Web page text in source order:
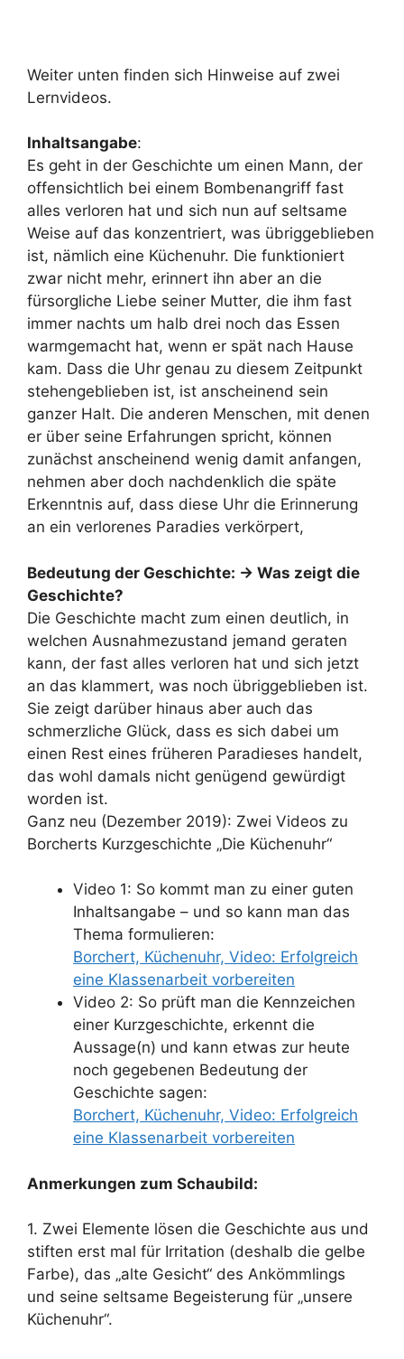
Weiter unten finden sich Hinweise auf zwei
Lernvideos.
Inhaltsangabe:
Es geht in der Geschichte um einen Mann, der
offensichtlich bei einem Bombenangriff fast
alles verloren hat und sich nun auf seltsame
Weise auf das konzentriert, was übriggeblieben
ist, nämlich eine Küchenuhr. Die funktioniert
zwar nicht mehr, erinnert ihn aber an die
fürsorgliche Liebe seiner Mutter, die ihm fast
immer nachts um halb drei noch das Essen
warmgemacht hat, wenn er spät nach Hause
kam. Dass die Uhr genau zu diesem Zeitpunkt
stehengeblieben ist, ist anscheinend sein
ganzer Halt. Die anderen Menschen, mit denen
er über seine Erfahrungen spricht, können
zunächst anscheinend wenig damit anfangen,
nehmen aber doch nachdenklich die späte
Erkenntnis auf, dass diese Uhr die Erinnerung
an ein verlorenes Paradies verkörpert,
Bedeutung der Geschichte: -> Was zeigt die
Geschichte?
Die Geschichte macht zum einen deutlich, in
welchen Ausnahmezustand jemand geraten
kann, der fast alles verloren hat und sich jetzt
an das klammert, was noch übriggeblieben ist.
Sie zeigt darüber hinaus aber auch das
schmerzliche Glück, dass es sich dabei um
einen Rest eines früheren Paradieses handelt,
das wohl damals nicht genügend gewürdigt
worden ist.
Ganz neu (Dezember 2019): Zwei Videos zu
Borcherts Kurzgeschichte „Die Küchenuhr“
Video 1: So kommt man zu einer guten
Inhaltsangabe – und so kann man das
Thema formulieren:
Borchert, Küchenuhr, Video: Erfolgreich
eine Klassenarbeit vorbereiten
Video 2: So prüft man die Kennzeichen
einer Kurzgeschichte, erkennt die
Aussage(n) und kann etwas zur heute
noch gegebenen Bedeutung der
Geschichte sagen:
Borchert, Küchenuhr, Video: Erfolgreich
eine Klassenarbeit vorbereiten
Anmerkungen zum Schaubild:
1. Zwei Elemente lösen die Geschichte aus und
stiften erst mal für Irritation (deshalb die gelbe
Farbe), das „alte Gesicht“ des Ankömmlings
und seine seltsame Begeisterung für „unsere
Küchenuhr“.